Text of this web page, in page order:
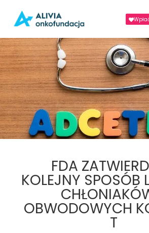
FDA
KOLEJNY SPOSÓB
OBWODOWYCH
T